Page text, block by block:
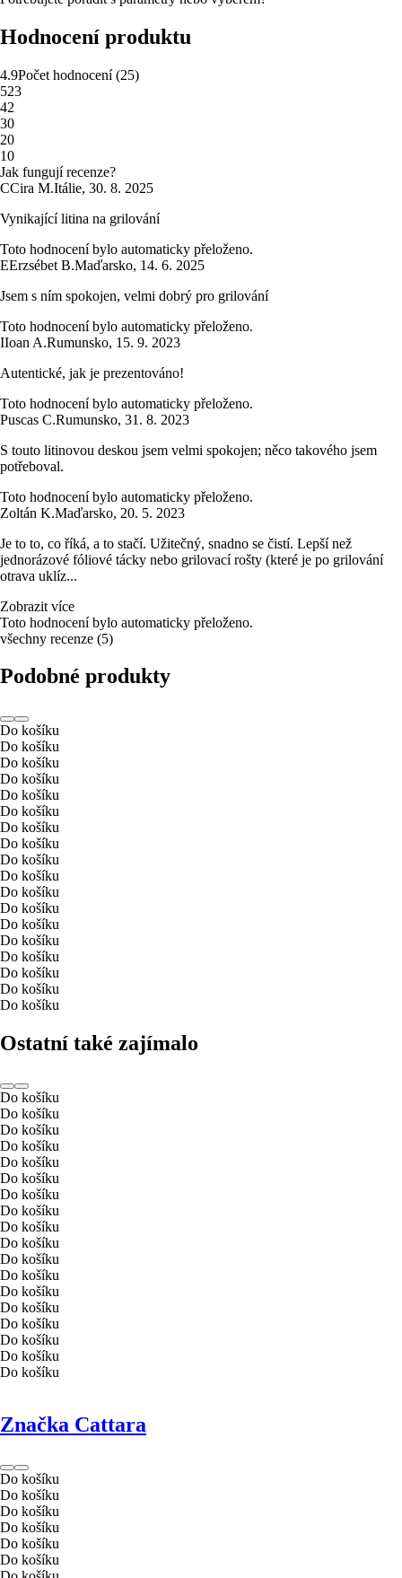
Hodnocení produktu
4.9Počet hodnocení(25)
523
42
30
20
10
Jak fungují recenze?
CCira M.Itálie, 30. 8. 2025
Vynikající litina na grilování
Toto hodnocení bylo automaticky přeloženo.
EErzsébet B.Maďarsko, 14. 6. 2025
Jsem s ním spokojen, velmi dobrý pro grilování
Toto hodnocení bylo automaticky přeloženo.
IIoan A.Rumunsko, 15. 9. 2023
Autentické, jak je prezentováno!
Toto hodnocení bylo automaticky přeloženo.
Puscas C.Rumunsko, 31. 8. 2023
S touto litinovou deskou jsem velmi spokojen; něco takového jsem
potřeboval.
Toto hodnocení bylo automaticky přeloženo.
Zoltán K.Maďarsko, 20. 5. 2023
Je to to, co říká, a to stačí. Užitečný, snadno se čistí. Lepší než
jednorázové fóliové tácky nebo grilovací rošty (které je po grilování
otrava uklíz...
Zobrazit více
Toto hodnocení bylo automaticky přeloženo.
všechny recenze (5)
Podobné produkty
Do košíku
Do košíku
Do košíku
Do košíku
Do košíku
Do košíku
Do košíku
Do košíku
Do košíku
Do košíku
Do košíku
Do košíku
Do košíku
Do košíku
Do košíku
Do košíku
Do košíku
Do košíku
Ostatní také zajímalo
Do košíku
Do košíku
Do košíku
Do košíku
Do košíku
Do košíku
Do košíku
Do košíku
Do košíku
Do košíku
Do košíku
Do košíku
Do košíku
Do košíku
Do košíku
Do košíku
Do košíku
Do košíku
Značka Cattara
Do košíku
Do košíku
Do košíku
Do košíku
Do košíku
Do košíku